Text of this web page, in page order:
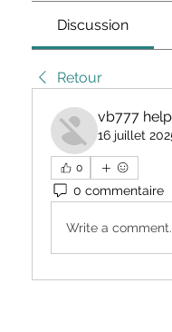
Discussion
Retour
vb777 help
16 juillet
0
0 commentaire
Write a